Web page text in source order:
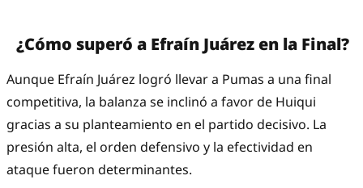
¿Cómo superó a Efraín Juárez en la Final?
Aunque Efraín Juárez logró llevar a Pumas a una final
competitiva, la balanza se inclinó a favor de Huiqui
gracias a su planteamiento en el partido decisivo. La
presión alta, el orden defensivo y la efectividad en
ataque fueron determinantes.